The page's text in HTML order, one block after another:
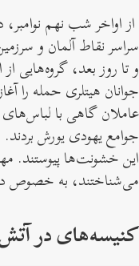
از اواخر شب نهم
سراسر نقاط آلمان و
جوانان هیتلری حمله را
عاملان گاهی با
جوامع یهودی یورش بردند.
این خشونت‌ها پیوستند.
می‌شناختند، به خصوص
کنیسه‌های در